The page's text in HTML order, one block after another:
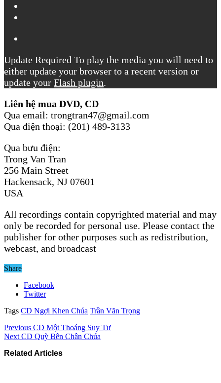
Update Required To play the media you will need to
either update your browser to a recent version or
update your Flash plugin.
Liên hệ mua DVD, CD
Qua email: trongtran47@gmail.com
Qua điện thoại: (201) 489-3133
Qua bưu điện:
Trong Van Tran
256 Main Street
Hackensack, NJ 07601
USA
All recordings contain copyrighted material and may
only be recorded for personal use. Please contact the
publisher for other purposes such as redistribution,
webcast, and broadcast
Share
Facebook
Twitter
Tags CD Ngợi Khen Chúa Trần Văn Trọng
Previous CD Một Thoáng Suy Tư
Next CD Quỳ Bên Chân Chúa
Related Articles